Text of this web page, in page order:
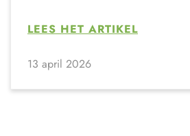
LEES HET ARTIKEL
13 april 2026